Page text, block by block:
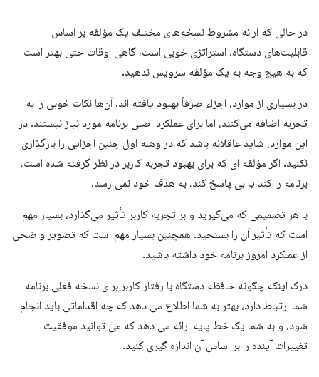
در حالی که ارائه مشروط نسخه‌های مختلف یک مؤلفه بر اساس
قابلیت‌های دستگاه، استراتژی خوبی است، گاهی اوقات حتی بهتر است
که به هیچ وجه به یک مؤلفه سرویس ندهید.
در بسیاری از موارد، اجزاء صرفاً بهبود یافته اند. آن‌ها نکات خوبی را به
تجربه اضافه می‌کنند، اما برای عملکرد اصلی برنامه مورد نیاز نیستند. در
این موارد، شاید عاقلانه باشد که در وهله اول چنین اجزایی را بارگذاری
نکنید. اگر مؤلفه ای که برای بهبود تجربه کاربر در نظر گرفته شده است،
برنامه را کند یا بی پاسخ کند، به هدف خود نمی رسد.
با هر تصمیمی که می‌گیرید و بر تجربه کاربر تأثیر می‌گذارد، بسیار مهم
است که تأثیر آن را بسنجید. همچنین بسیار مهم است که تصویر واضحی
از عملکرد امروز برنامه خود داشته باشید.
درک اینکه چگونه حافظه دستگاه با رفتار کاربر برای نسخه فعلی برنامه
شما ارتباط دارد، بهتر به شما اطلاع می دهد که چه اقداماتی باید انجام
شود، و به شما یک خط پایه ارائه می دهد که می توانید موفقیت
تغییرات آینده را بر اساس آن اندازه گیری کنید.